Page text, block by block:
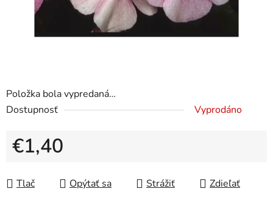
Položka bola vypredaná…
Dostupnosť
Vyprodáno
€1,40
Tlač
Opýtať sa Strážiť Zdieľať